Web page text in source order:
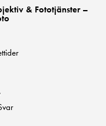
& Fototjänster –